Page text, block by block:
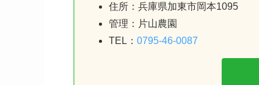
住所：兵庫県加東市岡本1095
管理：片山農園
TEL： 0795-46-0087